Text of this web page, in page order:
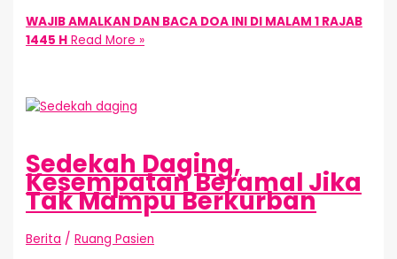
WAJIB AMALKAN DAN BACA DOA INI DI MALAM 1 RAJAB
1445 H Read More »
Sedekah Daging,
Kesempatan Beramal Jika
Tak Mampu Berkurban
Berita /Ruang Pasien